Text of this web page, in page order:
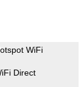
WiFi
Direct